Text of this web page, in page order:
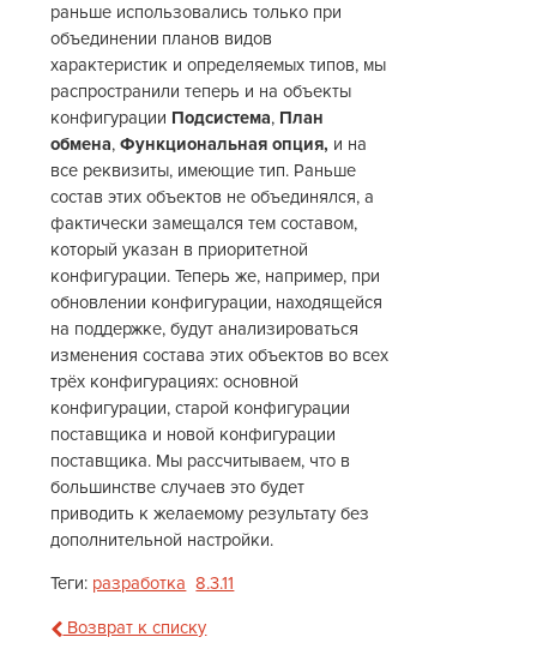
раньше использовались только при
объединении планов видов
характеристик и определяемых типов, мы
распространили теперь и на объекты
конфигурации Подсистема, План
обмена,Функциональная опция, и на
все реквизиты, имеющие тип. Раньше
состав этих объектов не объединялся, а
фактически замещался тем составом,
который указан в приоритетной
конфигурации. Теперь же, например, при
обновлении конфигурации, находящейся
на поддержке, будут анализироваться
изменения состава этих объектов во всех
трёх конфигурациях: основной
конфигурации, старой конфигурации
поставщика и новой конфигурации
поставщика. Мы рассчитываем, что в
большинстве случаев это будет
приводить к желаемому результату без
дополнительной настройки.
Теги: разработка 8.3.11
Возврат к списку